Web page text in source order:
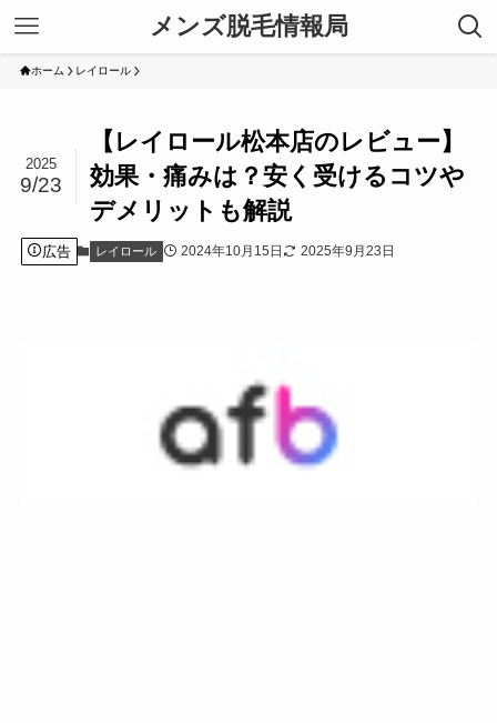
メンズ脱毛情報局
ホーム レイロール
【レイロール松本店のレビュー】
効果・痛みは？安く受けるコツや
デメリットも解説
2025
9/23
広告 レイロール 2024年10月15日 2025年9月23日